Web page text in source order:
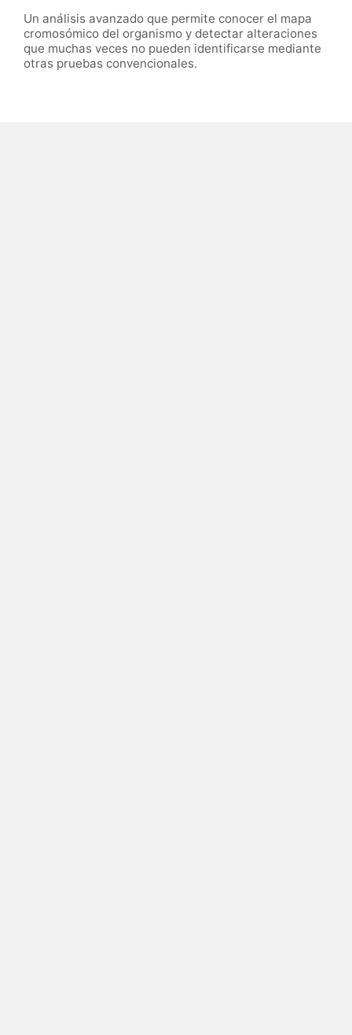
Un análisis avanzado que permite conocer el mapa
cromosómico del organismo y detectar alteraciones
que muchas veces no pueden identificarse mediante
otras pruebas convencionales.